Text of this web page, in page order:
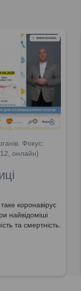
Фокус:
12, онлайн)
коронавірус
найвідоміші
та смертність.